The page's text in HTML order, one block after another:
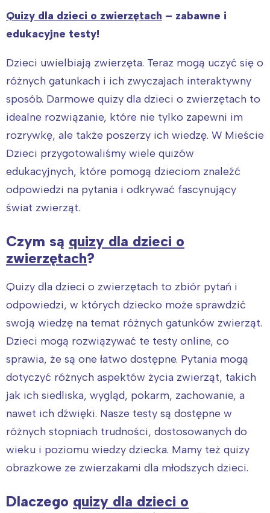
Quizy dla dzieci o zwierzętach – zabawne i
edukacyjne testy!
Dzieci uwielbiają zwierzęta. Teraz mogą uczyć się o
różnych gatunkach i ich zwyczajach interaktywny
sposób. Darmowe quizy dla dzieci o zwierzętach to
idealne rozwiązanie, które nie tylko zapewni im
rozrywkę, ale także poszerzy ich wiedzę. W Mieście
Dzieci przygotowaliśmy wiele quizów
edukacyjnych, które pomogą dzieciom znaleźć
odpowiedzi na pytania i odkrywać fascynujący
świat zwierząt.
Czym są quizy dla dzieci o
zwierzętach?
Quizy dla dzieci o zwierzętach to zbiór pytań i
odpowiedzi, w których dziecko może sprawdzić
swoją wiedzę na temat różnych gatunków zwierząt.
Dzieci mogą rozwiązywać te testy online, co
sprawia, że są one łatwo dostępne. Pytania mogą
dotyczyć różnych aspektów życia zwierząt, takich
jak ich siedliska, wygląd, pokarm, zachowanie, a
nawet ich dźwięki. Nasze testy są dostępne w
różnych stopniach trudności, dostosowanych do
wieku i poziomu wiedzy dziecka. Mamy też quizy
obrazkowe ze zwierzakami dla młodszych dzieci.
Dlaczego quizy dla dzieci o